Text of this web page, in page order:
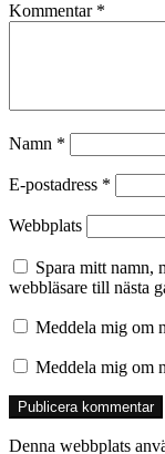
Kommentar *
Namn *
E-postadress *
Webbplats
Spara mitt namn,
webbläsare till nästa
Meddela mig om
Meddela mig om
Denna webbplats